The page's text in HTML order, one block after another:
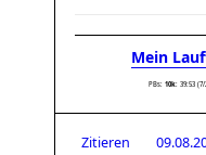
Mein
PBs: 10k: 39:53 (7/
Zitieren